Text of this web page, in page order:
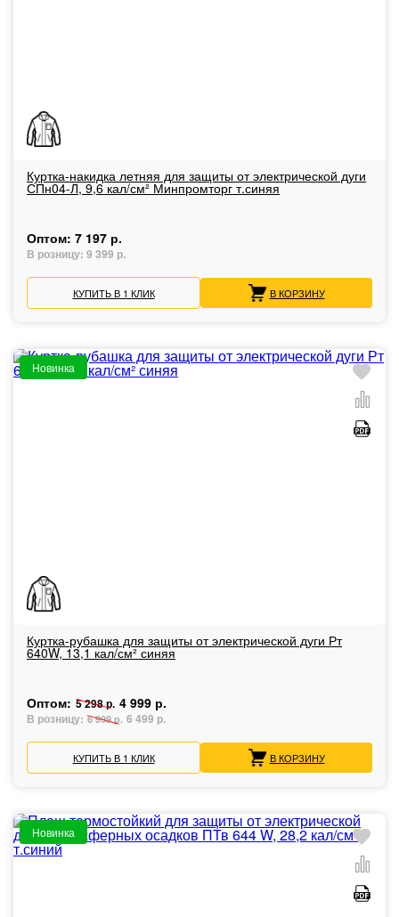
Куртка-накидка летняя для защиты от электрической дуги
СПн04-Л, 9,6 кал/см² Минпромторг т.синяя
Оптом: 7 197 р.
В розницу: 9 399 р.
КУПИТЬ В 1 КЛИК В КОРЗИНУ
Новинка
Куртка-рубашка для защиты от электрической дуги Рт
640W, 13,1 кал/см² синяя
Оптом: 5 298 р. 4 999 р.
В розницу: 6 999 р. 6 499 р.
КУПИТЬ В 1 КЛИК В КОРЗИНУ
Новинка